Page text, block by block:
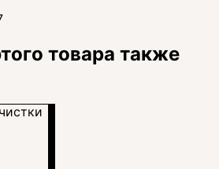
товара также